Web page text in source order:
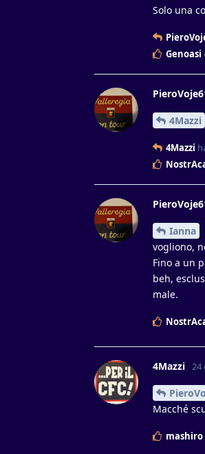
Solo una
Genoasi
4Mazzi
4Mazzi
Ianna
vogliono,
Fino a un
beh,
male.
4Mazzi 24
Macché
mashiro